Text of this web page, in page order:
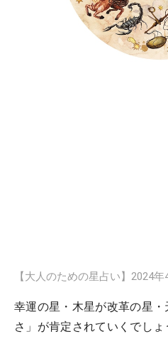
【大人のための星占い】2024
幸運の星・木星が改革の星
さ」が肯定されていくでし